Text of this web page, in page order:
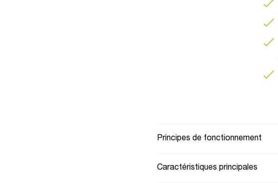
Principes de fonctionnement
Caractéristiques principales